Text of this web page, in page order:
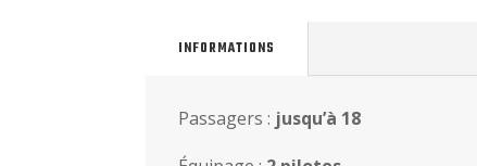
INFORMATIONS
Passagers : jusqu’à 18